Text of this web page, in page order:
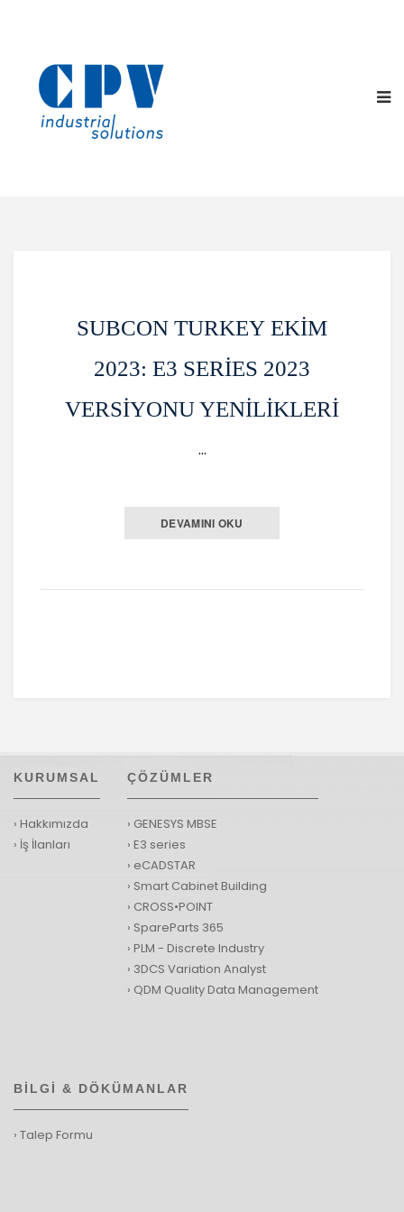
Subcon Turkey Ekim
2023: E3 Series 2023
Versiyonu Yenilikleri
…
DEVAMINI OKU
KURUMSAL
› Hakkımızda
› İş İlanları
ÇÖZÜMLER
› GENESYS MBSE
› E3 series
› eCADSTAR
› Smart Cabinet Building
› CROSS•POINT
› SpareParts 365
› PLM - Discrete Industry
› 3DCS Variation Analyst
› QDM Quality Data Management
BİLGİ & DÖKÜMANLAR
› Talep Formu